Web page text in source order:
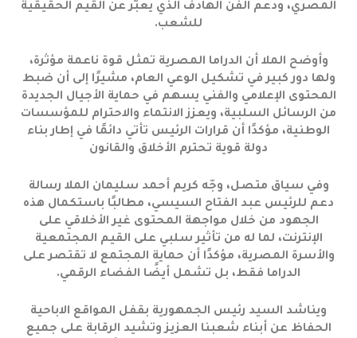
المصري، ودعم الفن الهادف الذي يعبّر عن القيم الحقيقية
للشعب.
وأوضح الملا أن الدراما المصرية تمثل قوة ناعمة مؤثرة،
ولها دور كبير في تشكيل الوعي العام، مشيرًا إلى أن ضبط
المحتوى الإعلامي والفني يسهم في حماية الأجيال الجديدة
من الرسائل السلبية، ويعزز الانتماء والاحترام للمؤسسات
الوطنية، مؤكدًا أن قرارات الرئيس تأتي دائمًا في إطار بناء
دولة قوية تحترم الأخلاق والقانون
وفي سياق متصل، وجّه كريم أحمد سليمان الملا رسالة
دعم للرئيس عبد الفتاح السيسي، مطالبًا باستكمال هذه
الجهود من خلال مواجهة المحتوى غير الأخلاقي على
الإنترنت، لما له من تأثير سلبي على القيم المجتمعية
والأسرة المصرية، مؤكدًا أن حماية المجتمع لا تقتصر على
الدراما فقط، بل تشمل أيضًا الفضاء الرقمي.
ويناشد السيد رئيس الجمهورية بقفل المواقع الاباحية
الحفاظ عن أبناء شعبنا العزيز وتشيد الرقابة على جميع